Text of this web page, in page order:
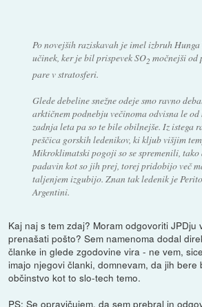
Po novejših raziskavah je imel izbruh
učinek, ker je bil prispevek SO2 močnejši od
pare v stratosferi.
Glede debeline snežne odeje smo ravno
arktičnem podnebju večinoma odvisna le
zadnja leta pa so te bile obilnejše. Iz istega
peščica gorskih ledenikov, ki kljub višjim
Mikroklimatski pogoji so se spremenili, tako
padavin kot so jih prej, torej pridobijo več
taljenjem izgubijo. Znan tak ledenik je
Argentini.
Kaj naj s tem zdaj? Moram odgovoriti JPDju
prenašati pošto? Sem namenoma dodal
članke in glede zgodovine vira - ne vem,
imajo njegovi članki, domnevam, da jih bere
občinstvo kot to slo-tech temo.
PS: Se opravičujem, da sem prebral in